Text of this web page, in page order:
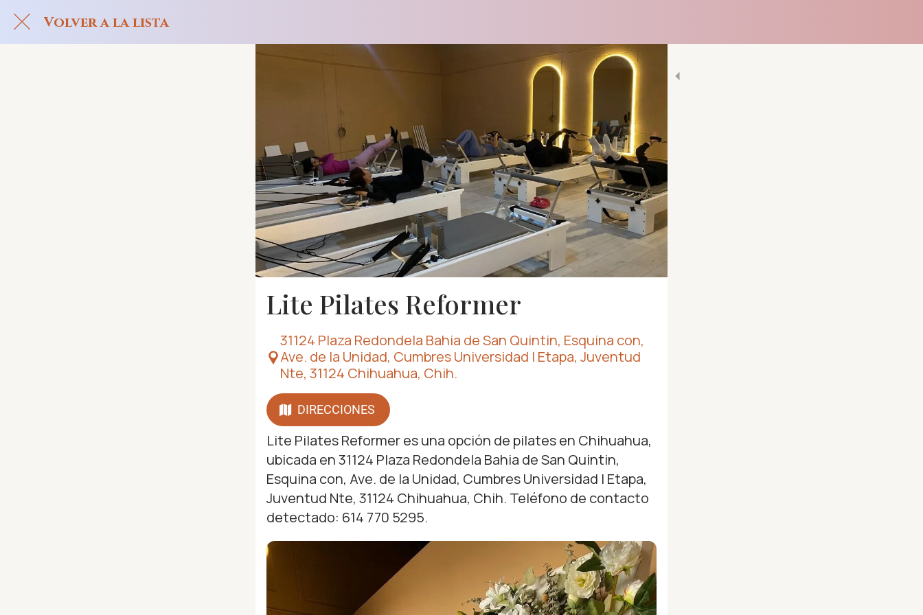
Volver a la lista
Lite Pilates Reformer
31124 Plaza Redondela Bahia de San Quintin, Esquina con,
Ave. de la Unidad, Cumbres Universidad I Etapa, Juventud
Nte, 31124 Chihuahua, Chih.
DIRECCIONES
Lite Pilates Reformer es una opción de pilates en Chihuahua,
ubicada en 31124 Plaza Redondela Bahia de San Quintin,
Esquina con, Ave. de la Unidad, Cumbres Universidad I Etapa,
Juventud Nte, 31124 Chihuahua, Chih. Teléfono de contacto
detectado: 614 770 5295.